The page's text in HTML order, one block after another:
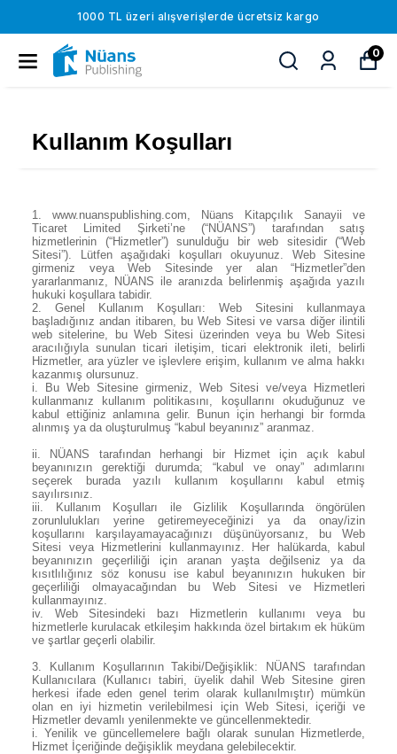
1000 TL üzeri alışverişlerde ücretsiz kargo
0
Kullanım Koşulları
1.
www.nuanspublishing.com, Nüans Kitapçılık Sanayii ve
Ticaret Limited Şirketi’ne (“NÜANS”) tarafından satış
hizmetlerinin (“Hizmetler”) sunulduğu bir web sitesidir (“Web
Sitesi”). Lütfen aşağıdaki koşulları okuyunuz. Web Sitesine
girmeniz veya Web Sitesinde yer alan “Hizmetler”den
yararlanmanız, NÜANS ile aranızda belirlenmiş aşağıda yazılı
hukuki koşullara tabidir.
2.
Genel Kullanım Koşulları: Web Sitesini kullanmaya
başladığınız andan itibaren, bu Web Sitesi ve varsa diğer ilintili
web sitelerine, bu Web Sitesi üzerinden veya bu Web Sitesi
aracılığıyla sunulan ticari iletişim, ticari elektronik ileti, belirli
Hizmetler, ara yüzler ve işlevlere erişim, kullanım ve alma hakkı
kazanmış olursunuz.
i. Bu Web Sitesine girmeniz, Web Sitesi ve/veya Hizmetleri
kullanmanız kullanım politikasını, koşullarını okuduğunuz ve
kabul ettiğiniz anlamına gelir. Bunun için herhangi bir formda
alınmış ya da oluşturulmuş “kabul beyanınız” aranmaz.
ii. NÜANS tarafından herhangi bir Hizmet için açık kabul
beyanınızın gerektiği durumda; “kabul ve onay” adımlarını
seçerek burada yazılı kullanım koşullarını kabul etmiş
sayılırsınız.
iii. Kullanım Koşulları ile Gizlilik Koşullarında öngörülen
zorunlulukları yerine getiremeyeceğinizi ya da onay/izin
koşullarını karşılayamayacağınızı düşünüyorsanız, bu Web
Sitesi veya Hizmetlerini kullanmayınız. Her halükarda, kabul
beyanınızın geçerliliği için aranan yaşta değilseniz ya da
kısıtlılığınız söz konusu ise kabul beyanınızın hukuken bir
geçerliliği olmayacağından bu Web Sitesi ve Hizmetleri
kullanmayınız.
iv. Web Sitesindeki bazı Hizmetlerin kullanımı veya bu
hizmetlerle kurulacak etkileşim hakkında özel birtakım ek hüküm
ve şartlar geçerli olabilir.
3.
Kullanım Koşullarının Takibi/Değişiklik: NÜANS tarafından
Kullanıcılara (Kullanıcı tabiri, üyelik dahil Web Sitesine giren
herkesi ifade eden genel terim olarak kullanılmıştır) mümkün
olan en iyi hizmetin verilebilmesi için Web Sitesi, içeriği ve
Hizmetler devamlı yenilenmekte ve güncellenmektedir.
i. Yenilik ve güncellemelere bağlı olarak sunulan Hizmetlerde,
Hizmet İçeriğinde değişiklik meydana gelebilecektir.